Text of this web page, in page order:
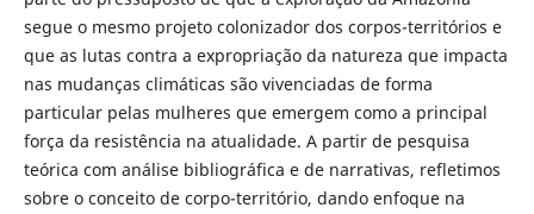
segue o mesmo projeto colonizador dos corpos-territórios e
que as lutas contra a expropriação da natureza que impacta
nas mudanças climáticas são vivenciadas de forma
particular pelas mulheres que emergem como a principal
força da resistência na atualidade. A partir de pesquisa
teórica com análise bibliográfica e de narrativas, refletimos
sobre o conceito de corpo-território, dando enfoque na